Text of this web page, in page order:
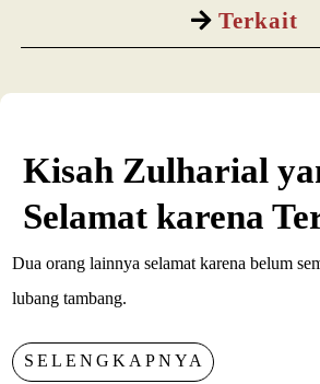
Terkait
Kisah Zulharial
Selamat karena
Dua orang lainnya selamat karena belum
lubang tambang.
SELENGKAPNYA